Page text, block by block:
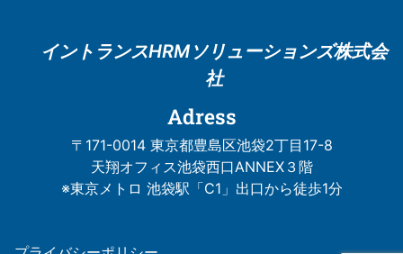
イントランスHRM ソリューションズ株式会
社
Adress
〒171-0014 東京都豊島区池袋2丁目17-8
天翔オフィス池袋西口ANNEX３階
※東京メトロ 池袋駅「C1」出口から徒歩1分